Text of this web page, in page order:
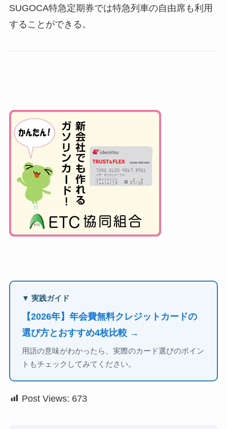
SUGOCA特急定期券では特急列車の自由席も利用
することができる。
▼ 実践ガイド
【2026年】年会費無料クレジットカードの
選び方とおすすめ4枚比較 →
用語の意味がわかったら、実際のカード選びのポイン
トもチェックしてみてください。
Post Views: 673